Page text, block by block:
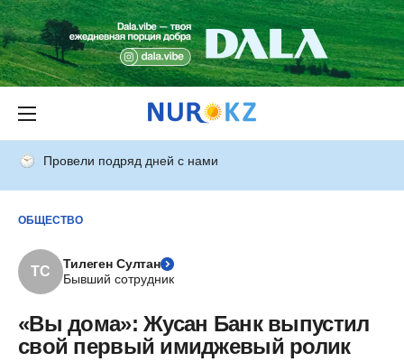
Провели подряд дней с нами
ОБЩЕСТВО
ТС
Тилеген Султан
Бывший сотрудник
«Вы дома»: Жусан Банк выпустил
свой первый имиджевый ролик